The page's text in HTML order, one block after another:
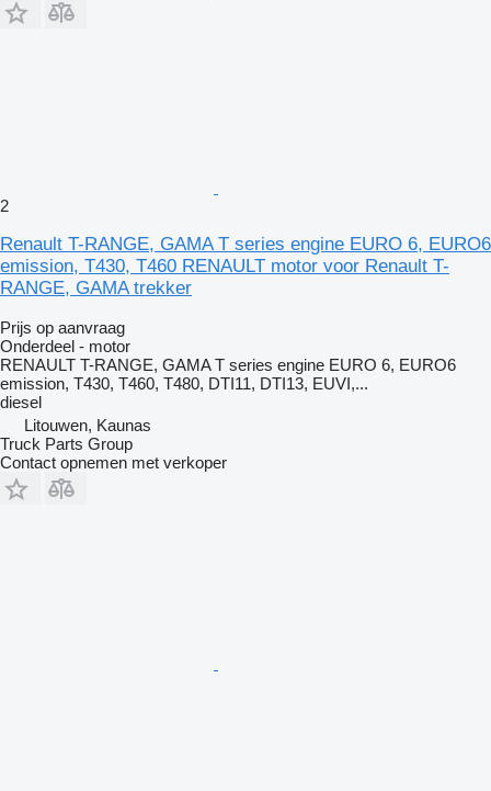
2
Renault T-RANGE, GAMA T series engine EURO 6, EURO6
emission, T430, T460 RENAULT motor voor Renault T-
RANGE, GAMA trekker
Prijs op aanvraag
Onderdeel - motor
RENAULT T-RANGE, GAMA T series engine EURO 6, EURO6
emission, T430, T460, T480, DTI11, DTI13, EUVI,...
diesel
Litouwen, Kaunas
Truck Parts Group
Contact opnemen met verkoper